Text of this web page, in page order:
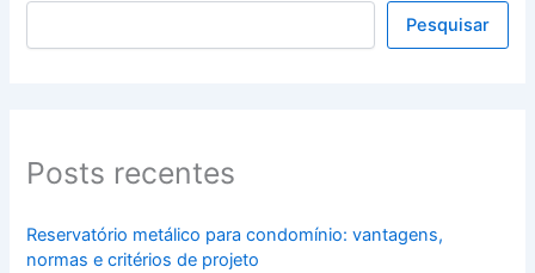
Pesquisar
Posts recentes
Reservatório metálico para condomínio: vantagens,
normas e critérios de projeto